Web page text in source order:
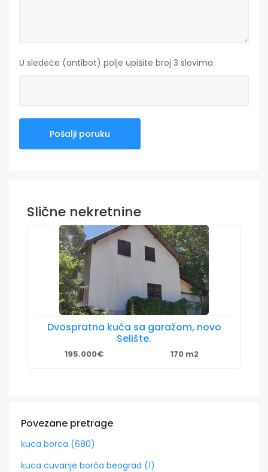
U sledeće (antibot) polje upišite broj 3 slovima
Slične nekretnine
Dvospratna kuća sa garažom, novo
Selište.
195.000€ 170 m2
Povezane pretrage
kuca borca (680)
kuca cuvanje borča beograd (1)